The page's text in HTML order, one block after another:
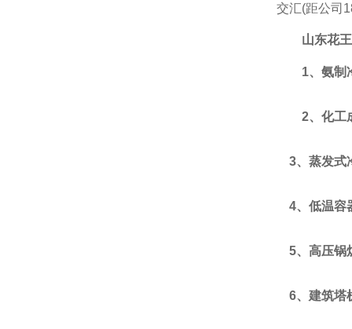
交汇(距公司
山东花
1、氨制
2、 化工
3、蒸发式
4、低温容
5、高压锅
6、 建筑塔